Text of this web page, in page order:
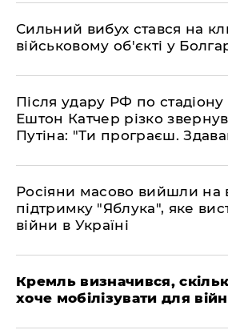
Сильний вибух стався на
військовому об'єкті у
Після удару РФ по стадіону
Ештон Катчер різко
Путіна: "Ти програєш.
Росіяни масово вийшли на
підтримку "Яблука", яке
війни в Україні
Кремль визначився,
хоче мобілізувати для